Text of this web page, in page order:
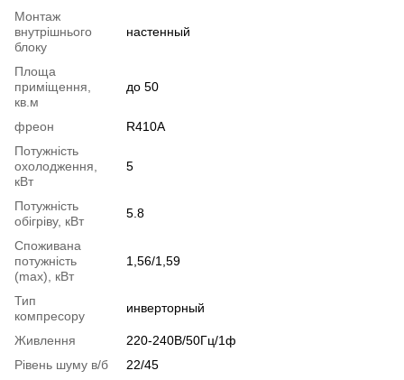
Монтаж
внутрішнього
блоку
настенный
Площа
приміщення,
кв.м
до 50
фреон
R410A
Потужність
охолодження,
кВт
5
Потужність
обігріву, кВт
5.8
Споживана
потужність
(max), кВт
1,56/1,59
Тип
компресору
инверторный
Живлення
220-240В/50Гц/1ф
Рівень шуму в/б
22/45